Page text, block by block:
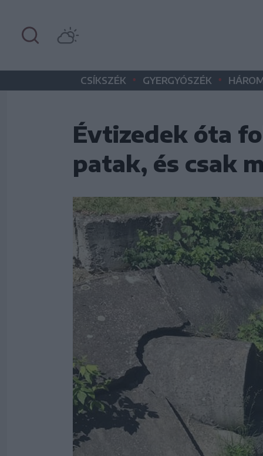
CSÍKSZÉK • GYERGYÓSZÉK •
Évtizedek óta
patak, és csak